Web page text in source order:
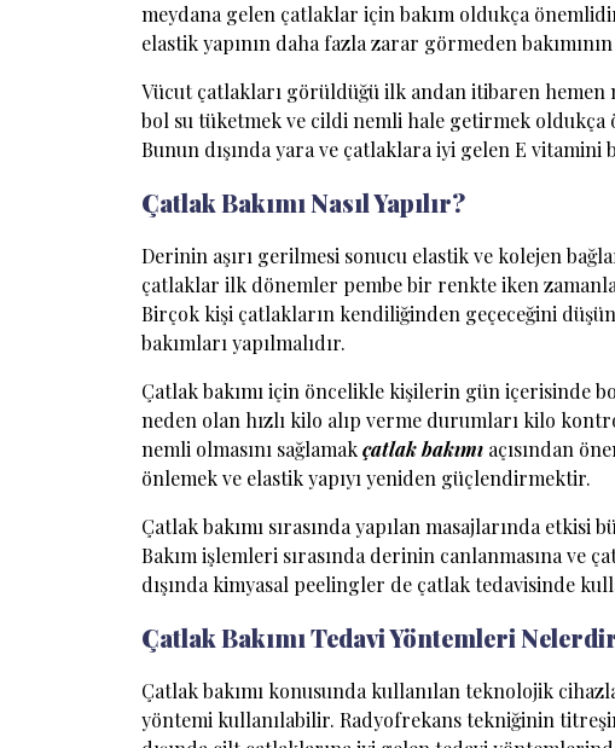
meydana gelen çatlaklar için bakım oldukça
elastik yapının daha fazla zarar görmeden
Vücut çatlakları görüldüğü ilk andan itibaren
bol su tüketmek ve cildi nemli hale getirmek oldukça
Bunun dışında yara ve çatlaklara iyi gelen E
Çatlak Bakımı Nasıl Yapılır?
Derinin aşırı gerilmesi sonucu elastik ve kolejen
çatlaklar ilk dönemler pembe bir renkte iken
Birçok kişi çatlakların kendiliğinden geçeceğini
bakımları yapılmalıdır.
Çatlak bakımı için öncelikle kişilerin gün içerisinde
neden olan hızlı kilo alıp verme durumları kilo
nemli olmasını sağlamakçatlak bakımı açısından
önlemek ve elastik yapıyı yeniden güçlendirmektir.
Çatlak bakımı sırasında yapılan masajlarında
Bakım işlemleri sırasında derinin canlanmasına ve
dışında kimyasal peelingler de çatlak tedavisinde
Çatlak Bakımı Tedavi Yöntemleri
Çatlak bakımı konusunda kullanılan teknolojik
yöntemi kullanılabilir. Radyofrekans tekniğinin